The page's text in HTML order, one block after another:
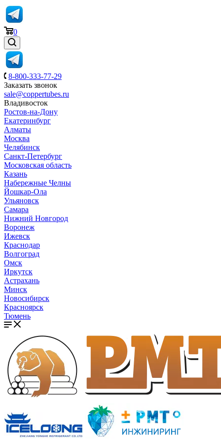
0
8-800-333-77-29
Заказать звонок
sale@coppertubes.ru
Владивосток
Ростов-на-Дону
Екатеринбург
Алматы
Москва
Челябинск
Санкт-Петербург
Московская область
Казань
Набережные Челны
Йошкар-Ола
Ульяновск
Самара
Нижний Новгород
Воронеж
Ижевск
Краснодар
Волгоград
Омск
Иркутск
Астрахань
Минск
Новосибирск
Красноярск
Тюмень